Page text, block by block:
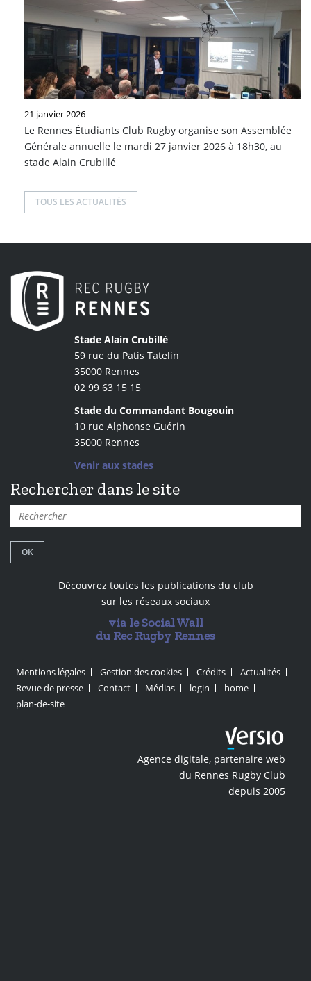
21 janvier 2026
Le Rennes Étudiants Club Rugby organise son Assemblée
Générale annuelle le mardi 27 janvier 2026 à 18h30, au
stade Alain Crubillé
TOUS LES ACTUALITÉS
Stade Alain Crubillé
59 rue du Patis Tatelin
35000 Rennes
02 99 63 15 15
Stade du Commandant Bougouin
10 rue Alphonse Guérin
35000 Rennes
Venir aux stades
Rechercher dans le site
Découvrez toutes les publications du club
sur les réseaux sociaux
via le Social Wall
du Rec Rugby Rennes
Mentions légales Gestion des cookies Crédits
Actualités
Revue de presse
Contact Médias login
home
plan-de-site
Agence digitale, partenaire web
du Rennes Rugby Club
depuis 2005